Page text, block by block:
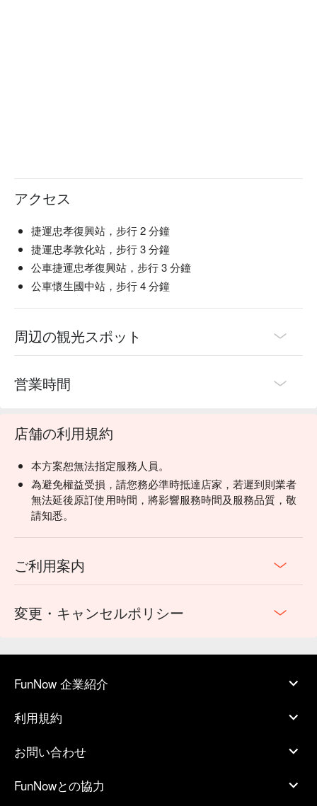
アクセス
捷運忠孝復興站，步行 2 分鐘
捷運忠孝敦化站，步行 3 分鐘
公車捷運忠孝復興站，步行 3 分鐘
公車懷生國中站，步行 4 分鐘
周辺の観光スポット
営業時間
店舗の利用規約
本方案恕無法指定服務人員。
為避免權益受損，請您務必準時抵達店家，若遲到則業者
無法延後原訂使用時間，將影響服務時間及服務品質，敬
請知悉。
ご利用案内
変更・キャンセルポリシー
FunNow 企業紹介
利用規約
お問い合わせ
FunNowとの協力